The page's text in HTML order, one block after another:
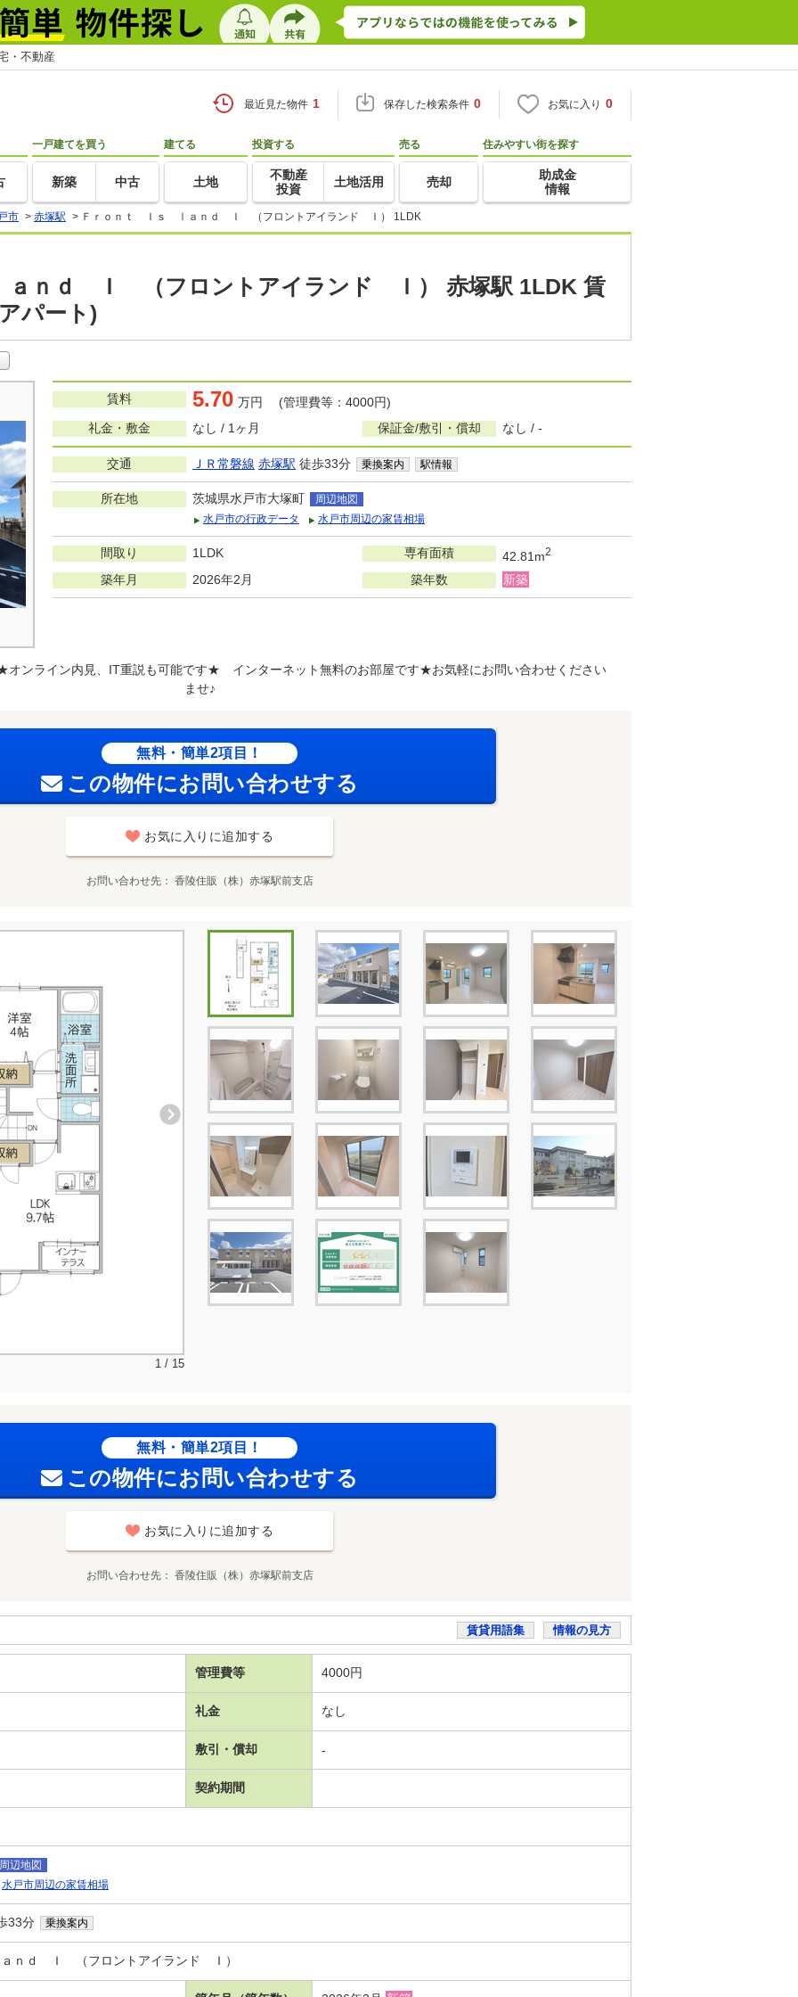
・不動産
最近見た物件 1 保存した検索条件 0 お気に入り 0
一戸建てを買う
新築 中古
建てる
土地
投資する
不動産
投資
土地活用
売る
売却
住みやすい街を探す
助成金
情報
市 > 赤塚駅 > Ｆｒｏｎｔ Ｉｓ ｌａｎｄ Ｉ （フロントアイランド Ｉ） 1LDK
ｎｄ Ｉ （フロントアイランド Ｉ） 赤塚駅 1LDK 賃
パート)
賃料 5.70 万円 (管理費等：4000円)
礼金・敷金
なし / 1ヶ月 保証金/敷引・償却 なし / -
交通 ＪＲ常磐線 赤塚駅 徒歩33分 乗換案内 駅情報
所在地 茨城県水戸市大塚町
周辺地図
水戸市の行政データ
水戸市周辺の家賃相場
間取り 1LDK 専有面積 42.81m2
築年月 2026年2月 築年数 新築
オンライン内見、IT重説も可能です★ インターネット無料のお部屋です★お気軽にお問い合わせください
ませ♪
無料・簡単2項目！
この物件にお問い合わせする
お気に入りに追加する
お問い合わせ先 香陵住販（株）赤塚駅前支店
1 / 15
無料・簡単2項目！
この物件にお問い合わせする
お気に入りに追加する
お問い合わせ先 香陵住販（株）赤塚駅前支店
賃貸用語集 情報の見方
管理費等 4000円
礼金 なし
敷引・償却 -
契約期間
周辺地図
水戸市周辺の家賃相場
33分 乗換案内
ｎｄ Ｉ （フロントアイランド Ｉ）